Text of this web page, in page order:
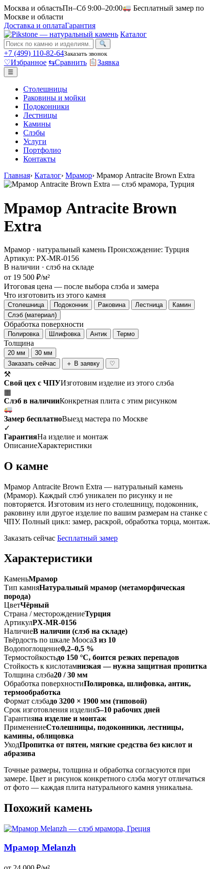
Москва и областьПн–Сб 9:00–20:00
Бесплатный замер по
Москве и области
Доставка и оплатаГарантия
Каталог
+7 (499) 110-82-64Заказать звонок
♡Избранное ⇆Сравнить Заявка
☰
Столешницы
Раковины и мойки
Подоконники
Лестницы
Камины
Слэбы
Услуги
Портфолио
Контакты
Главная› Каталог› Мрамор› Мрамор Antracite Brown Extra
Мрамор Antracite Brown
Extra
Мрамор · натуральный камень Происхождение: Турция
Артикул: PX-MR-0156
В наличии · слэб на складе
от 19 500 ₽/м²
Итоговая цена — после выбора слэба и замера
Что изготовить из этого камня
Столешница Подоконник Раковина Лестница
Камин
Слэб (материал)
Обработка поверхности
Полировка Шлифовка Антик Термо
Толщина
20 мм
30 мм
Заказать сейчас
＋ В заявку ♡
⚒
Свой цех с ЧПУИзготовим изделие из этого слэба
▦
Слэб в наличииКонкретная плита с этим рисунком
Замер бесплатноВыезд мастера по Москве
✓
ГарантияНа изделие и монтаж
ОписаниеХарактеристики
О камне
Мрамор Antracite Brown Extra — натуральный камень
(Мрамор). Каждый слэб уникален по рисунку и не
повторяется. Изготовим из него столешницу, подоконник,
раковину или другое изделие по вашим размерам на станке с
ЧПУ. Полный цикл: замер, раскрой, обработка торца, монтаж.
Заказать сейчас Бесплатный замер
Характеристики
КаменьМрамор
Тип камняНатуральный мрамор (метаморфическая
порода)
ЦветЧёрный
Страна / месторождениеТурция
АртикулPX-MR-0156
НаличиеВ наличии (слэб на складе)
Твёрдость по шкале Мооса3 из 10
Водопоглощение0,2–0,5 %
Термостойкостьдо 150 °C, боится резких перепадов
Стойкость к кислотамнизкая — нужна защитная пропитка
Толщина слэба20 / 30 мм
Обработка поверхностиПолировка, шлифовка, антик,
термообработка
Формат слэбадо 3200 × 1900 мм (типовой)
Срок изготовления изделия5–10 рабочих дней
Гарантияна изделие и монтаж
ПрименениеСтолешницы, подоконники, лестницы,
камины, облицовка
УходПропитка от пятен, мягкие средства без кислот и
абразива
Точные размеры, толщина и обработка согласуются при
замере. Цвет и рисунок конкретного слэба могут отличаться
от фото — каждая плита натурального камня уникальна.
Похожий камень
Мрамор Melanzh